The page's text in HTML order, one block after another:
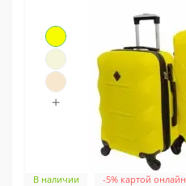
В наличии
+
-5% картой онлайн